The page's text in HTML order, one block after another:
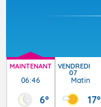
MAINTENANT
06:46
6°
VENDREDI
07
Matin
17°